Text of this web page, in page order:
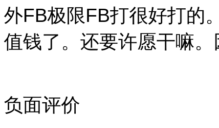
外FB极限FB打很好打的
值钱了。还要许愿干嘛
负面评价